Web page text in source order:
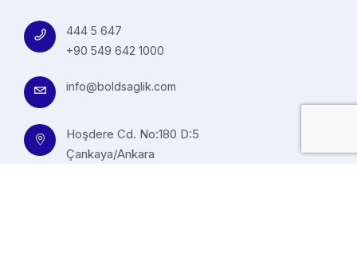
444 5 647
+90 549 642 1000
info@boldsaglik.com
Hoşdere Cd. No:180 D:5
Çankaya/Ankara